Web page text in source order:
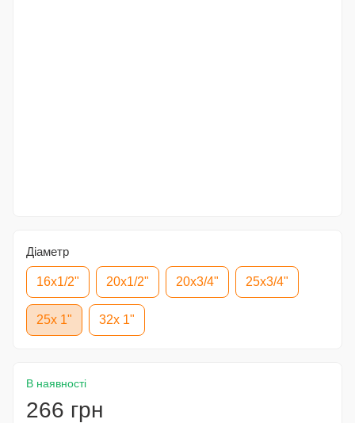
Діаметр
16x1/2" 20x1/2" 20x3/4" 25x3/4"
25x 1" 32x 1"
В наявності
266 грн